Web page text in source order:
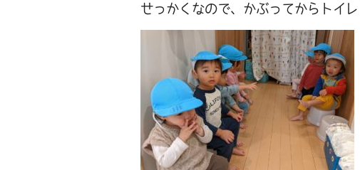
せっかくなので、かぶってからトイ